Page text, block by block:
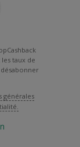
taux de
générales